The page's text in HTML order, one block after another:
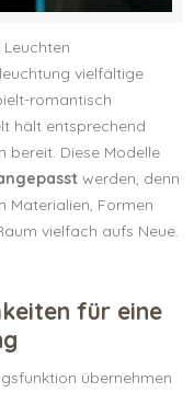
vielfältige
romantisch
hält entsprechend
bereit. Diese Modelle
werden, denn
Materialien, Formen
vielfach aufs Neue.
für eine
übernehmen